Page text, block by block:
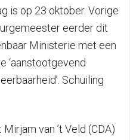
is op 23 oktober. Vorige
eerder dit
Ministerie met een
‘aanstootgevend
Schuiling
van ’t Veld (CDA)